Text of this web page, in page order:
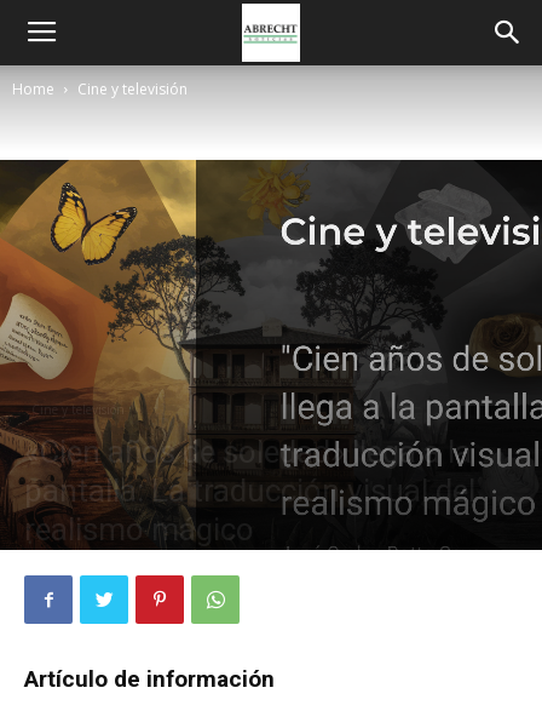
Home Cine y televisión
Cine y televisión
«Cien años de soledad» llega a la
pantalla: La traducción visual del
realismo mágico
Artículo de información